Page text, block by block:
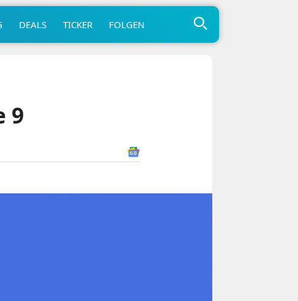
DEALS TICKER FOLGEN
9